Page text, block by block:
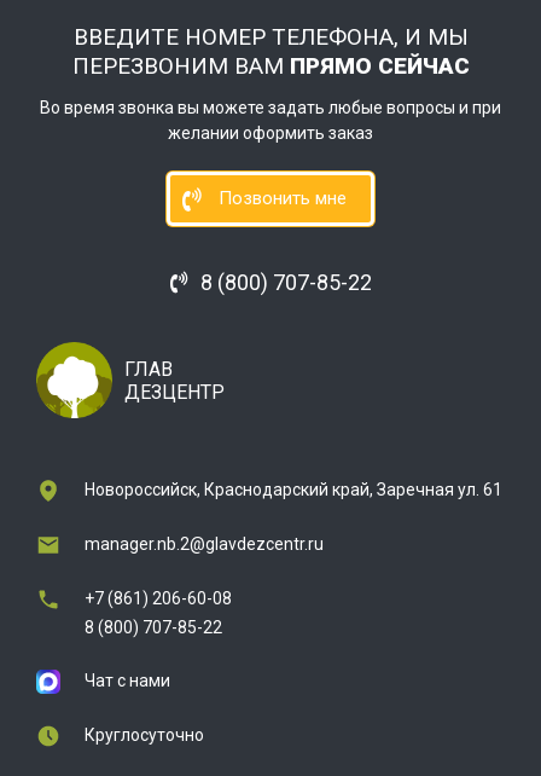
ВВЕДИТЕ НОМЕР ТЕЛЕФОНА, И МЫ
ПЕРЕЗВОНИМ ВАМ ПРЯМО СЕЙЧАС
Во время звонка вы можете задать любые вопросы и при
желании оформить заказ
Позвонить мне
8 (800) 707-85-22
ГЛАВ
ДЕЗЦЕНТР
Новороссийск, Краснодарский край, Заречная ул. 61
manager.nb.2@glavdezcentr.ru
+7 (861) 206-60-08
8 (800) 707-85-22
Чат с нами
Круглосуточно